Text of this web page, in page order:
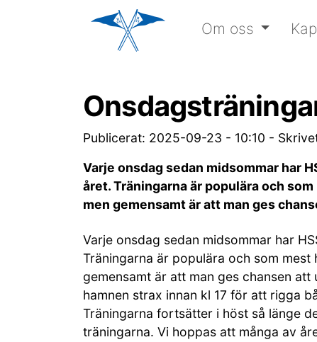
Om oss
Publicerat: 2025-09-23 - 10:10 -
Varje onsdag sedan midsommar har
året. Träningarna är populära och
men gemensamt är att man ges
Varje onsdag sedan midsommar har
Träningarna är populära och som
gemensamt är att man ges chansen
hamnen strax innan kl 17 för att rigga
Träningarna fortsätter i höst så länge
träningarna. Vi hoppas att många av